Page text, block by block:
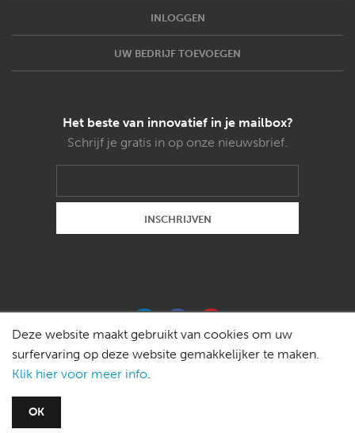
INLOGGEN
UW BEDRIJF TOEVOEGEN
Het beste van innovatief in je mailbox?
Schrijf je gratis in op onze nieuwsbrief.
redactie@innovatief.be
Deze website maakt gebruikt van cookies om uw
surfervaring op deze website gemakkelijker te maken.
Klik hier voor meer info.
OK